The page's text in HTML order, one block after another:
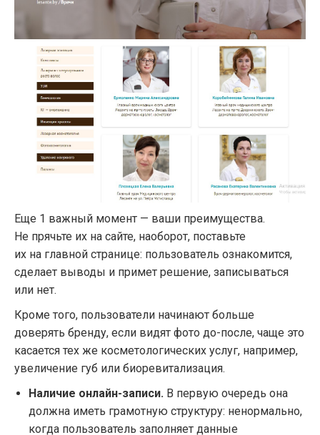
Еще 1 важный момент — ваши преимущества.
Не прячьте их на сайте, наоборот, поставьте
их на главной странице: пользователь ознакомится,
сделает выводы и примет решение, записываться
или нет.
Кроме того, пользователи начинают больше
доверять бренду, если видят фото до-после, чаще это
касается тех же косметологических услуг, например,
увеличение губ или биоревитализация.
Наличие онлайн-записи. В первую очередь она
должна иметь грамотную структуру: ненормально,
когда пользователь заполняет данные